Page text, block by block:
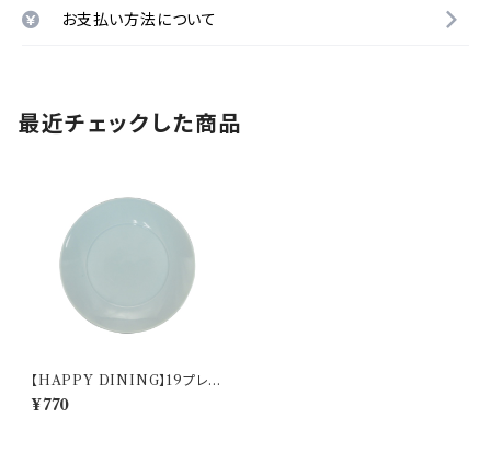
お支払い方法について
最近チェックした商品
【HAPPY DINING】19プレー
ト(ブルー)【YMK120】 YMK12
3-330
¥770